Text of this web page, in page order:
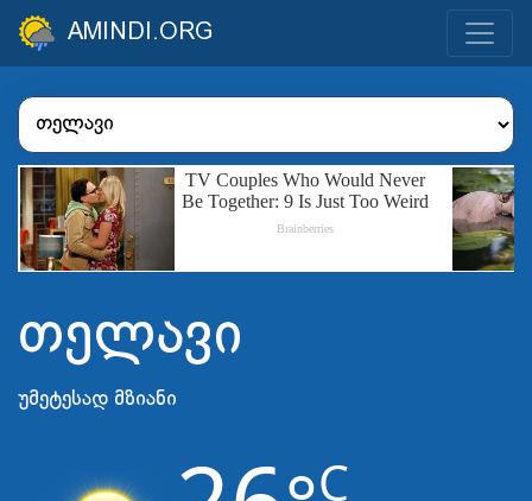
AMINDI.ORG
თელავი
უმეტესად მზიანი
C